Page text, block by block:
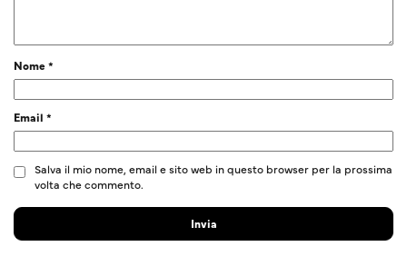
Nome*
Email *
Salva il mio nome, email e sito web in questo browser per la prossima
volta che commento.